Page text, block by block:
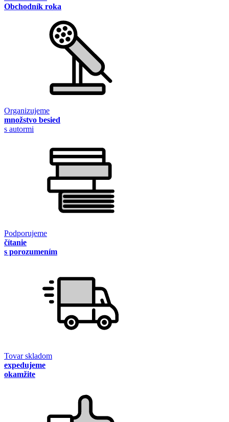
Obchodník roka
Organizujeme
množstvo besied
s autormi
Podporujeme
čítanie
s porozumením
Tovar skladom
expedujeme
okamžite